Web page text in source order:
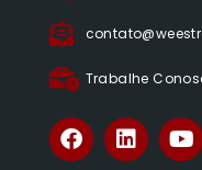
Trabalhe